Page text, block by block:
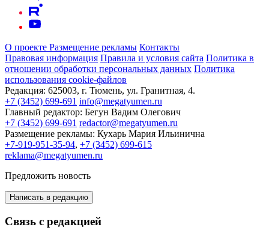
О проекте Размещение рекламы Контакты
Правовая информация Правила и условия сайта Политика в
отношении обработки персональных данных Политика
использования cookie-файлов
Редакция: 625003, г. Тюмень, ул. Гранитная, 4.
+7 (3452) 699-691 info@megatyumen.ru
Главный редактор: Бегун Вадим Олегович
+7 (3452) 699-691 redactor@megatyumen.ru
Размещение рекламы: Кухарь Мария Ильинична
+7-919-951-35-94, +7 (3452) 699-615
reklama@megatyumen.ru
Предложить новость
Написать в редакцию
Связь с редакцией